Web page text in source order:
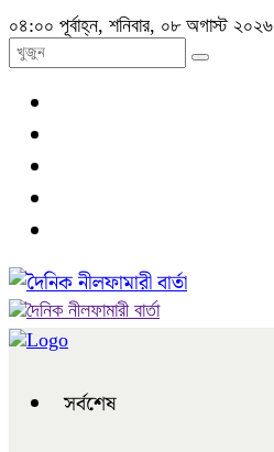
০৪:০০ পূর্বাহ্ন, শনিবার, ০৮ অগাস্ট ২০২৬
সর্বশেষ